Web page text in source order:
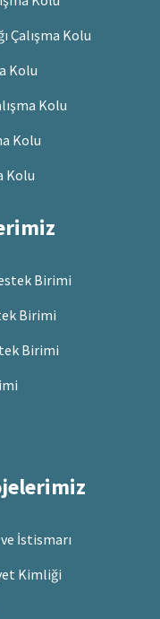
Çalışma Kolu
Kolu
Kolu
Kolu
Kolu
Birimi
Birimi
Birimi
ve İstismarı
Kimliği